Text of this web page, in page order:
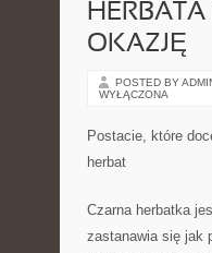
OKAZJĘ
POSTED BY
WYŁĄCZONA
Postacie, które
herbat
Czarna herbatka
zastanawia się jak